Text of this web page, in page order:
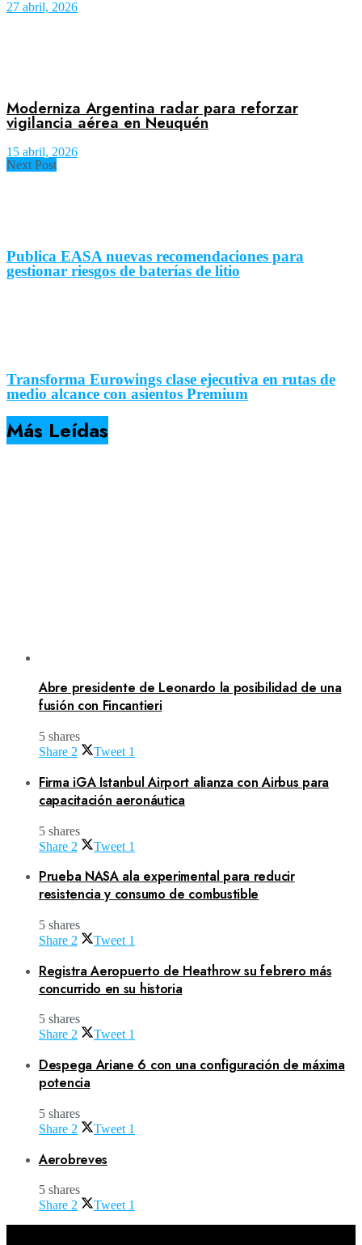
27 abril, 2026
Moderniza Argentina radar para reforzar
vigilancia aérea en Neuquén
15 abril, 2026
Next Post
Publica EASA nuevas recomendaciones para
gestionar riesgos de baterías de litio
Transforma Eurowings clase ejecutiva en rutas de
medio alcance con asientos Premium
Más Leídas
Abre presidente de Leonardo la posibilidad de una
fusión con Fincantieri
5 shares
Share 2 Tweet 1
Firma iGA Istanbul Airport alianza con Airbus para
capacitación aeronáutica
5 shares
Share 2 Tweet 1
Prueba NASA ala experimental para reducir
resistencia y consumo de combustible
5 shares
Share 2 Tweet 1
Registra Aeropuerto de Heathrow su febrero más
concurrido en su historia
5 shares
Share 2 Tweet 1
Despega Ariane 6 con una configuración de máxima
potencia
5 shares
Share 2 Tweet 1
Aerobreves
5 shares
Share 2 Tweet 1